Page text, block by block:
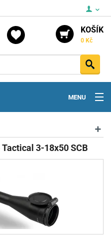
KOŠÍK
0 Kč
MENU
3-18x50 SCB